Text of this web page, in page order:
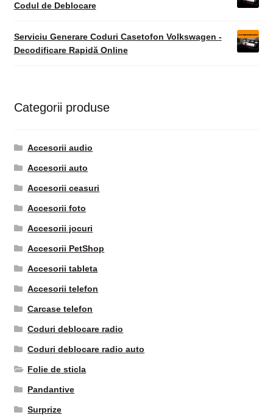
Codul de Deblocare
Serviciu Generare Coduri Casetofon Volkswagen -
Decodificare Rapidă Online
Categorii produse
Accesorii audio
Accesorii auto
Accesorii ceasuri
Accesorii foto
Accesorii jocuri
Accesorii PetShop
Accesorii tableta
Accesorii telefon
Carcase telefon
Coduri deblocare radio
Coduri deblocare radio auto
Folie de sticla
Pandantive
Surprize